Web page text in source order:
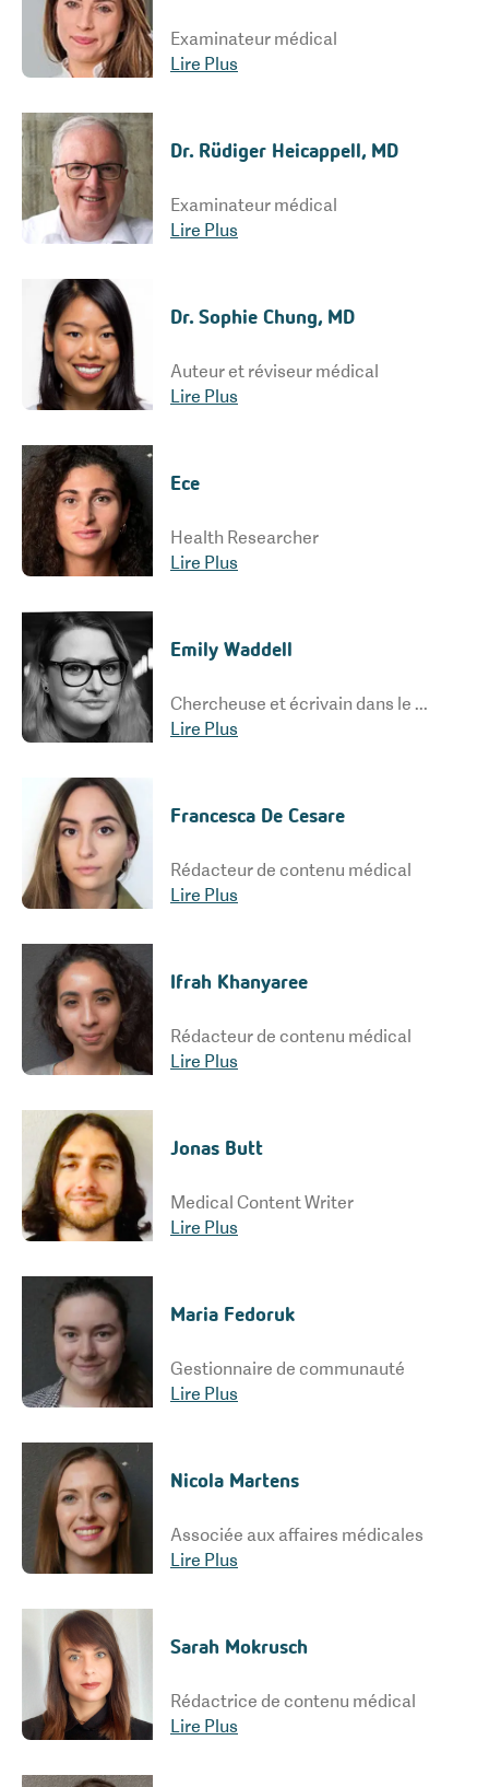
Examinateur médical
Lire Plus
Dr. Rüdiger Heicappell, MD
Examinateur médical
Lire Plus
Dr. Sophie Chung, MD
Auteur et réviseur médical
Lire Plus
Ece
Health Researcher
Lire Plus
Emily Waddell
Chercheuse et écrivain dans le domaine de la santé
Lire Plus
Francesca De Cesare
Rédacteur de contenu médical
Lire Plus
Ifrah Khanyaree
Rédacteur de contenu médical
Lire Plus
Jonas Butt
Medical Content Writer
Lire Plus
Maria Fedoruk
Gestionnaire de communauté
Lire Plus
Nicola Martens
Associée aux affaires médicales
Lire Plus
Sarah Mokrusch
Rédactrice de contenu médical
Lire Plus